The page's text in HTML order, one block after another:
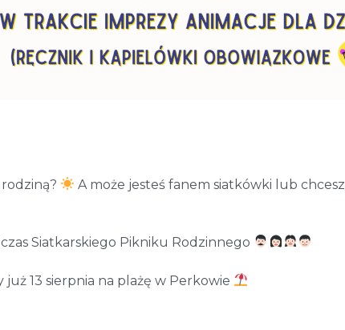
A może jesteś fanem siatkówki lub chcesz
Siatkarskiego Pikniku Rodzinnego
już 13 sierpnia na plażę w Perkowie